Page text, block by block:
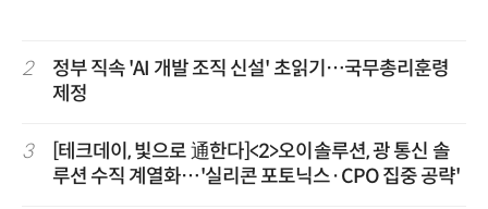
2
정부 직속 'AI 개발 조직 신설' 초읽기…국무총리훈령
제정
3
[테크데이, 빛으로 通한다]<2>오이솔루션, 광 통신 솔
루션 수직 계열화…'실리콘 포토닉스·CPO 집중 공략'